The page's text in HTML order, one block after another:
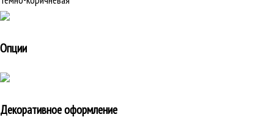
Опции
Декоративное оформление